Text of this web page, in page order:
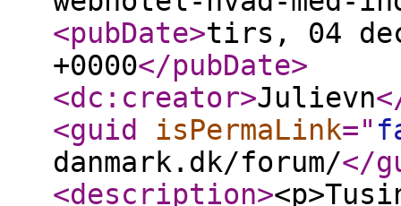
<pubDate>tirs, 04
+0000</pubDate>
<dc:creator>Julievn
<guid
isPermaLink="
danmark.dk/forum/</
<description>